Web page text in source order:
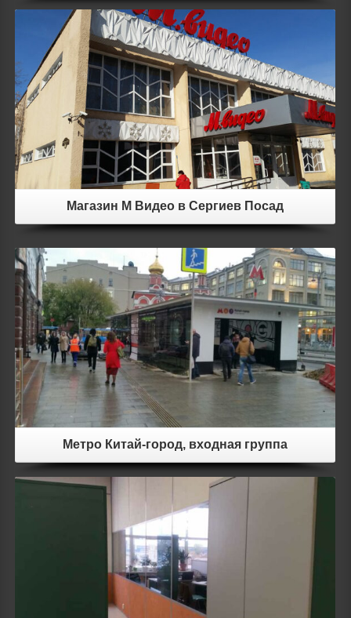
Details
Магазин М Видео в Сергиев Посад
Details
Метро Китай-город, входная группа